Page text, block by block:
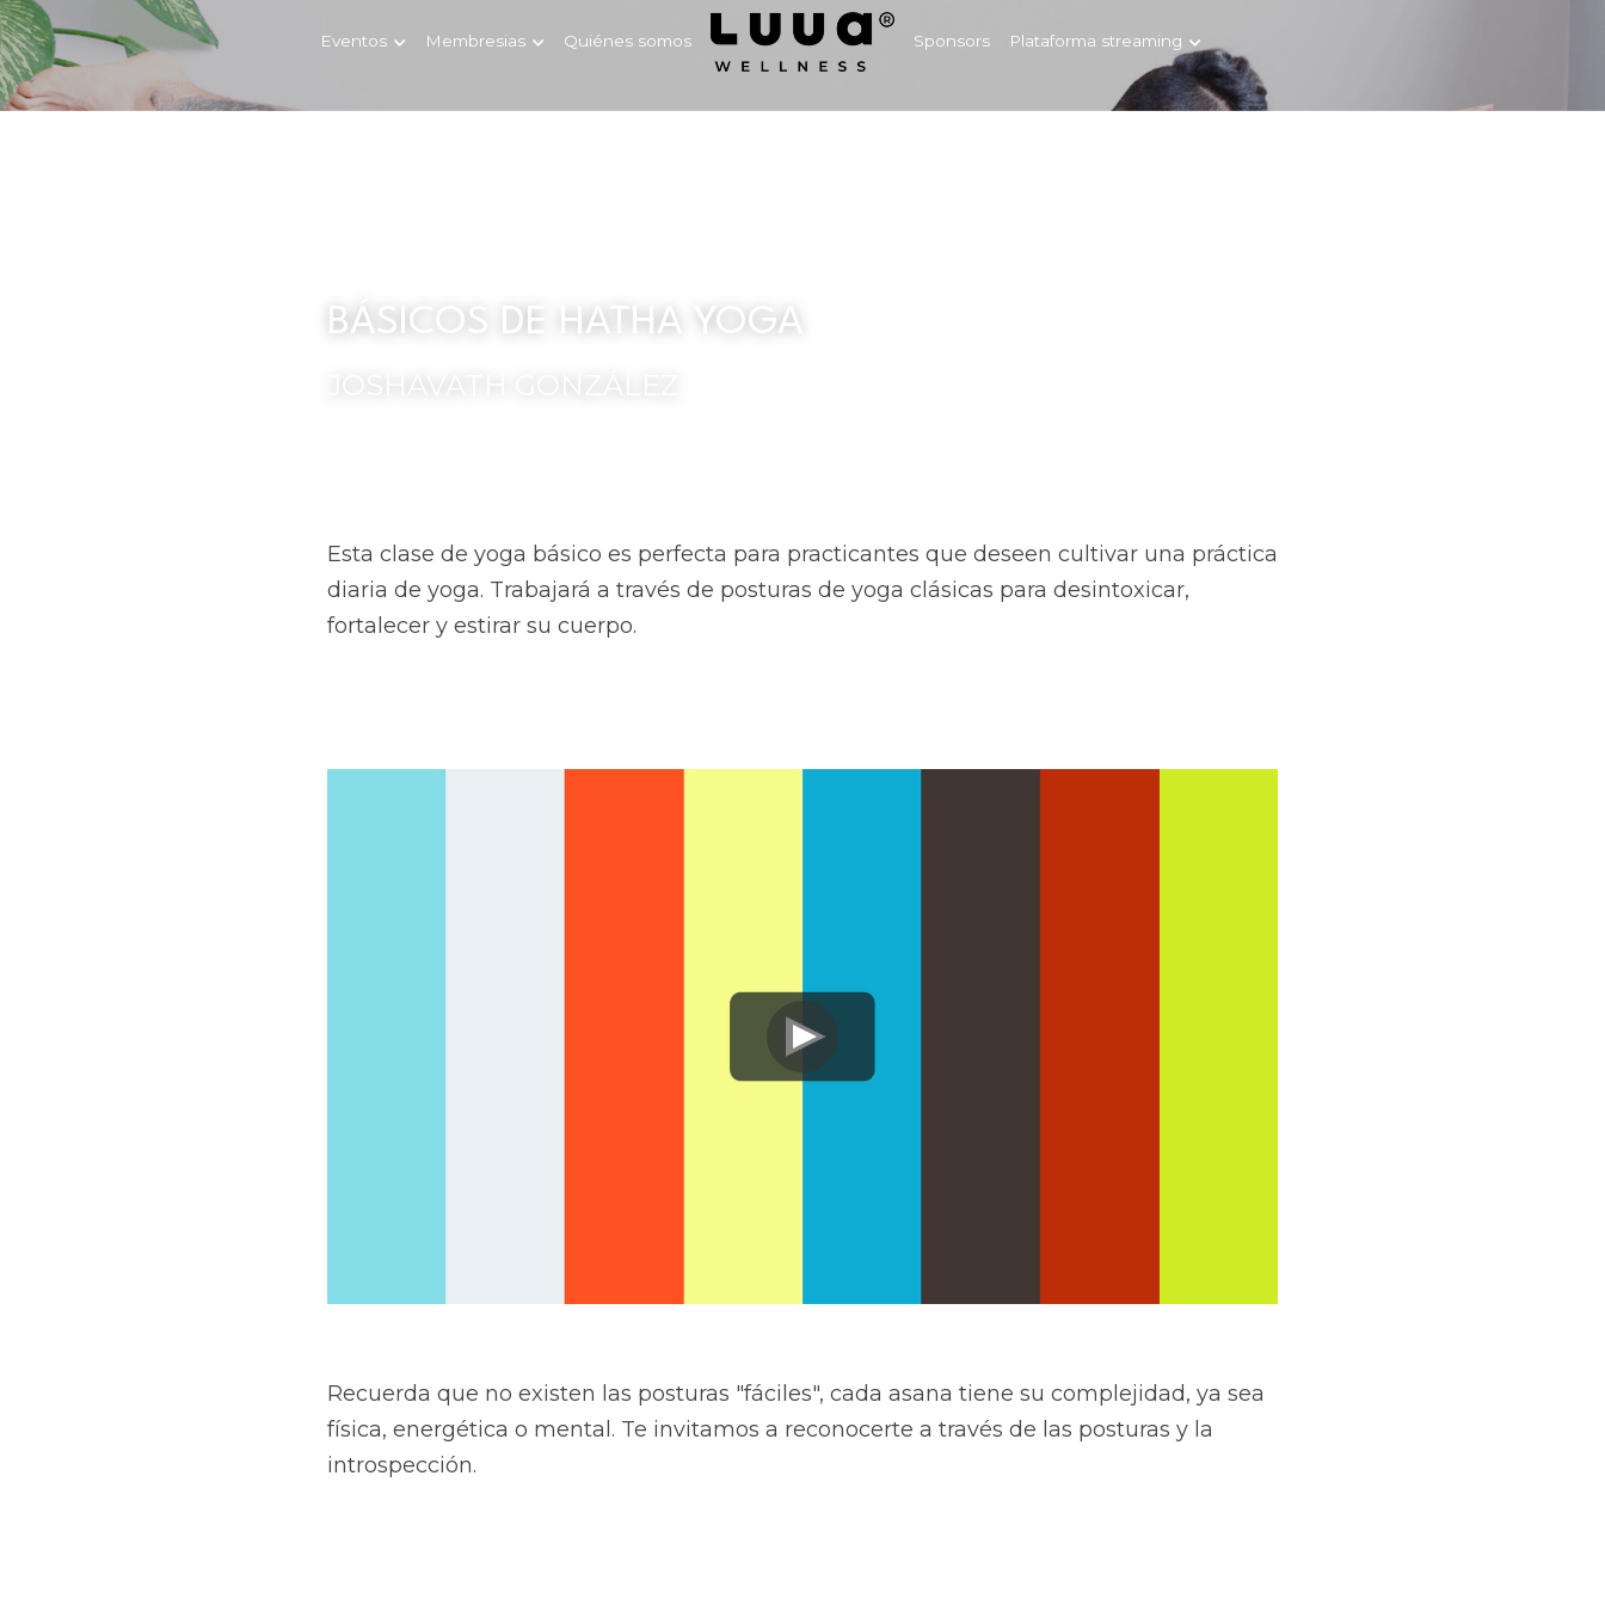
Eventos Membresias Quiénes somos Sponsors Plataforma streaming
BÁSICOS DE HATHA YOGA
Esta clase de yoga básico es perfecta para practicantes que deseen cultivar una práctica
diaria de yoga. Trabajará a través de posturas de yoga clásicas para desintoxicar,
fortalecer y estirar su cuerpo.
Recuerda que no existen las posturas "fáciles", cada asana tiene su complejidad, ya sea
física, energética o mental. Te invitamos a reconocerte a través de las posturas y la
introspección.